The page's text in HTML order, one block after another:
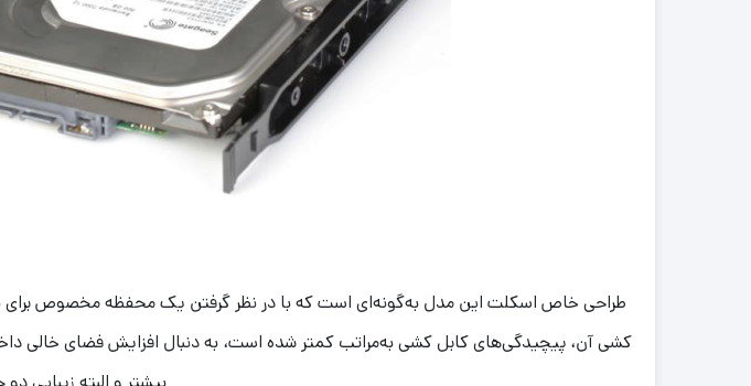
طراحی خاص اسکلت این مدل به‌گونه‌ای است که با در نظر گرفتن یک محفظه مخصوص
کشی آن، پیچیدگی‌های کابل کشی به‌مراتب کمتر شده است، به دنبال افزایش فضای